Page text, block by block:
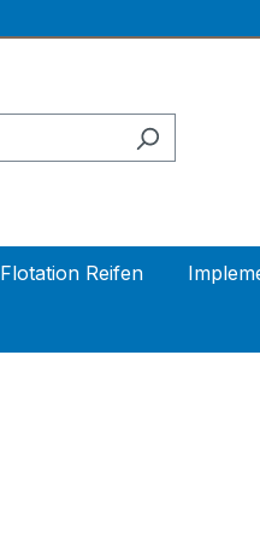
Flotation Reifen